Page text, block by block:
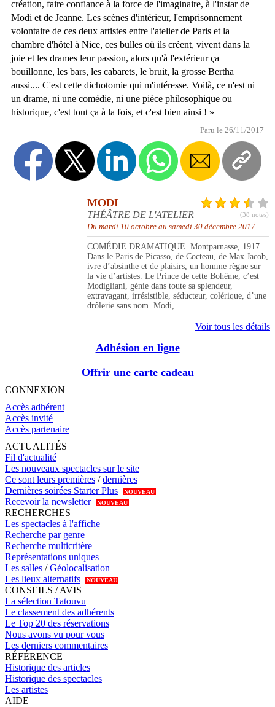
création, faire confiance à la force de l'imaginaire, à l'instar de
Modi et de Jeanne. Les scènes d'intérieur, l'emprisonnement
volontaire de ces deux artistes entre l'atelier de Paris et la
chambre d'hôtel à Nice, ces bulles où ils créent, vivent dans la
joie et les drames leur passion, alors qu'à l'extérieur ça
bouillonne, les bars, les cabarets, le bruit, la grosse Bertha
aussi.... C'est cette dichotomie qui m'intéresse. Voilà, ce n'est ni
un drame, ni une comédie, ni une pièce philosophique ou
historique, c'est tout ça à la fois, et c'est bien ainsi ! »
Paru le 26/11/2017
(38 notes)
MODI
THÉÂTRE DE L'ATELIER
Du mardi 10 octobre au samedi 30 décembre 2017
COMÉDIE DRAMATIQUE. Montparnasse, 1917.
Dans le Paris de Picasso, de Cocteau, de Max Jacob,
ivre d’absinthe et de plaisirs, un homme règne sur
la vie d’artistes. Le Prince de cette Bohême, c’est
Modigliani, génie dans toute sa splendeur,
extravagant, irrésistible, séducteur, colérique, d’une
drôlerie sans nom. Modi, ...
Voir tous les détails
Adhésion en ligne
Offrir une carte cadeau
CONNEXION
Accès adhérent
Accès invité
Accès partenaire
ACTUALITÉS
Fil d'actualité
Les nouveaux spectacles sur le site
Ce sont leurs premières /dernières
Dernières soirées Starter Plus
NOUVEAU
Recevoir la newsletter NOUVEAU
RECHERCHES
Les spectacles à l'affiche
Recherche par genre
Recherche multicritère
Représentations uniques
Les salles /Géolocalisation
Les lieux alternatifs
NOUVEAU
CONSEILS / AVIS
La sélection Tatouvu
Le classement des adhérents
Le Top 20 des réservations
Nous avons vu pour vous
Les derniers commentaires
RÉFÉRENCE
Historique des articles
Historique des spectacles
Les artistes
AIDE